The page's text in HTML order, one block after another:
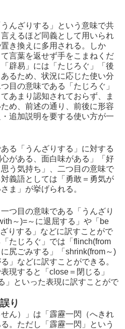
んざりする」という意味で共
えるほど同義として用いられ
き換えに多用される。しか
言葉を返せず手をこまねくだ
辟易」には「たじろぐ」「後
るため、状況に応じた使い分
目の意味である「たじろぐ」
あまり認知されておらず、ま
め、前述の通り、前後に形容
追加説明を要する使い方が一
る「うんざりする」に対する
がある、面白味がある」「好
う気持ち」、二つ目の意味で
義語としては「勇敢＝勇気が
ま」が挙げられる。
つ目の意味である「うんざり
～)=～に退屈する」や「be
りする」などに訳すことがで
たじろぐ」では「flinch(from
尻ごみする」「shrink(from～)
」などに訳すことができる。
現すると「close＝閉じる」
」といった表現に訳すことがで
り
ん）」は「霹靂一閃（へきれ
。ただし「霹靂一閃」という